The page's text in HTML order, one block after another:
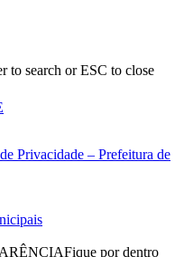
to search or ESC to close
Privacidade – Prefeitura de
Fique por dentro